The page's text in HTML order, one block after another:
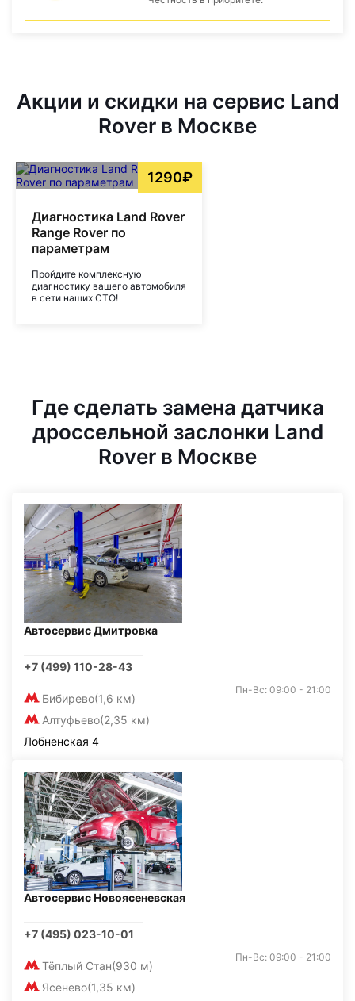
Акции и скидки на сервис Land
Rover в Москве
1290₽
Диагностика Land Rover
Range Rover по
параметрам
Пройдите комплексную
диагностику вашего автомобиля
в сети наших СТО!
Где сделать замена датчика
дроссельной заслонки Land
Rover в Москве
Автосервис Дмитровка
+7 (499) 110-28-43
Бибирево(1,6 км)
Алтуфьево(2,35 км)
Пн-Вс: 09:00 - 21:00
Лобненская 4
Автосервис Новоясеневская
+7 (495) 023-10-01
Тёплый Стан(930 м)
Ясенево(1,35 км)
Пн-Вс: 09:00 - 21:00